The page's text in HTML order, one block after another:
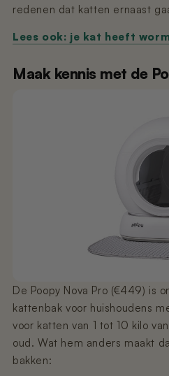
redenen dat katten ernaast
Lees ook: je kat heeft
Maak kennis met de
De Poopy Nova Pro (€449) is
kattenbak voor huishoudens
voor katten van 1 tot 10 kilo
oud. Wat hem anders maakt
bakken: